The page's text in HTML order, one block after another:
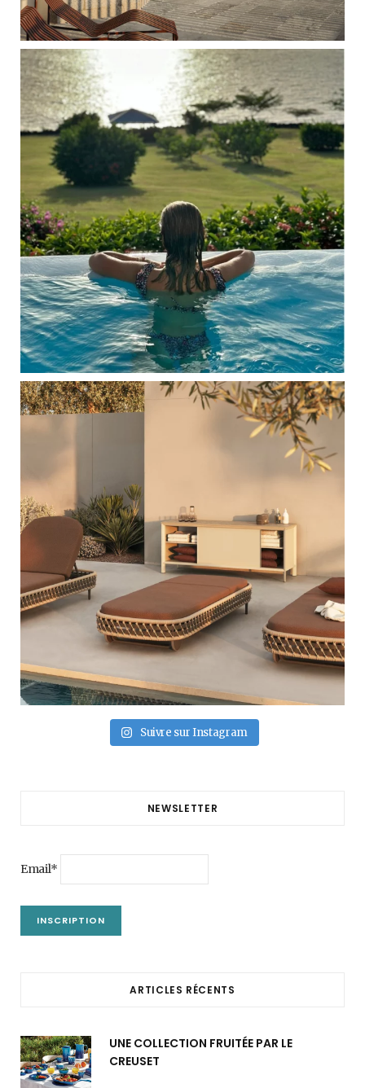
Suivre sur Instagram
NEWSLETTER
Email*
ARTICLES RÉCENTS
UNE COLLECTION FRUITÉE PAR LE
CREUSET